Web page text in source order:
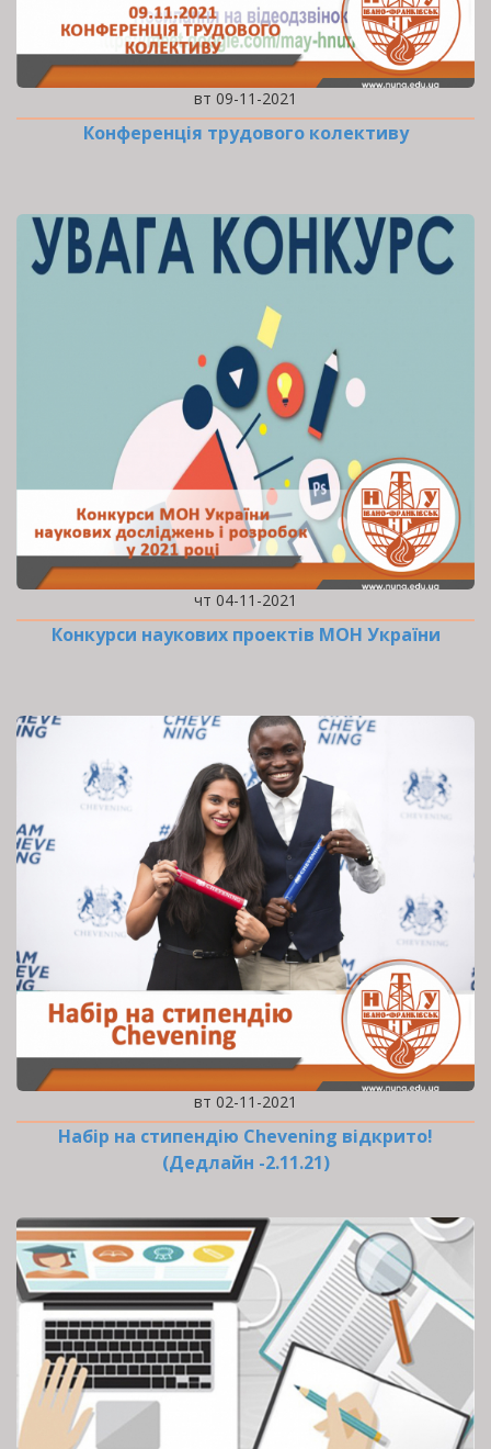
вт 09-11-2021
Конференція трудового колективу
чт 04-11-2021
Конкурси наукових проектів МОН України
вт 02-11-2021
Набір на стипендію Chevening відкрито!
(Дедлайн -2.11.21)